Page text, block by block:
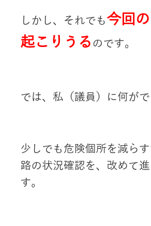
しかし、それでも今回
起こりうる のです。
では、私（議員）に何がで
少しでも危険個所を減ら
路の状況確認を、改めて
す。